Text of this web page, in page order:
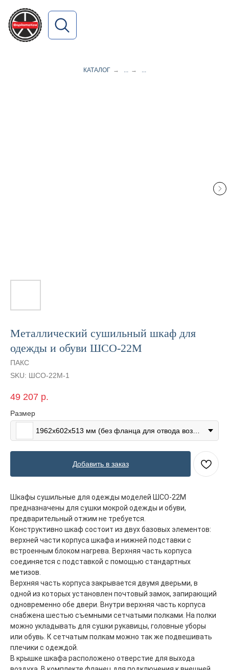
КАТАЛОГ → ... → ...
Металлический сушильный шкаф для
одежды и обуви ШСО-22М
ПАКС
SKU: ШСО-22М-1
49 207 р.
Размер
Добавить в заказ
Шкафы сушильные для одежды моделей ШСО-22М
предназначены для сушки мокрой одежды и обуви,
предварительный отжим не требуется.
Конструктивно шкаф состоит из двух базовых элементов:
верхней части корпуса шкафа и нижней подставки с
встроенным блоком нагрева. Верхняя часть корпуса
соединяется с подставкой с помощью стандартных
метизов.
Верхняя часть корпуса закрывается двумя дверьми, в
одной из которых установлен почтовый замок, запирающий
одновременно обе двери. Внутри верхняя часть корпуса
снабжена шестью съемными сетчатыми полками. На полки
можно укладывать для сушки рукавицы, головные уборы
или обувь. К сетчатым полкам можно так же подвешивать
плечики с одеждой.
В крышке шкафа расположено отверстие для выхода